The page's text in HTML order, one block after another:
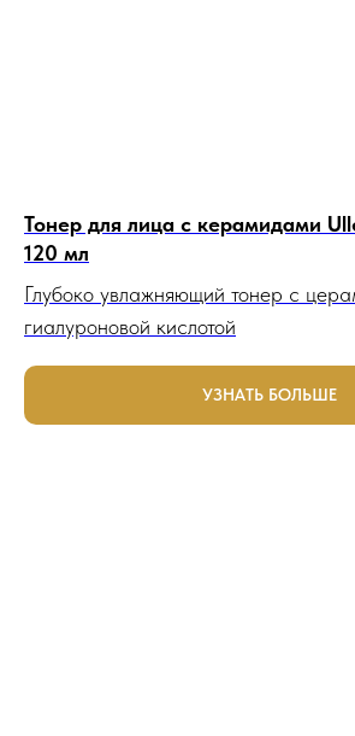
Тонер для лица с керамидами
120 мл
Глубоко увлажняющий тонер с
гиалуроновой кислотой
УЗНАТЬ БОЛЬШЕ